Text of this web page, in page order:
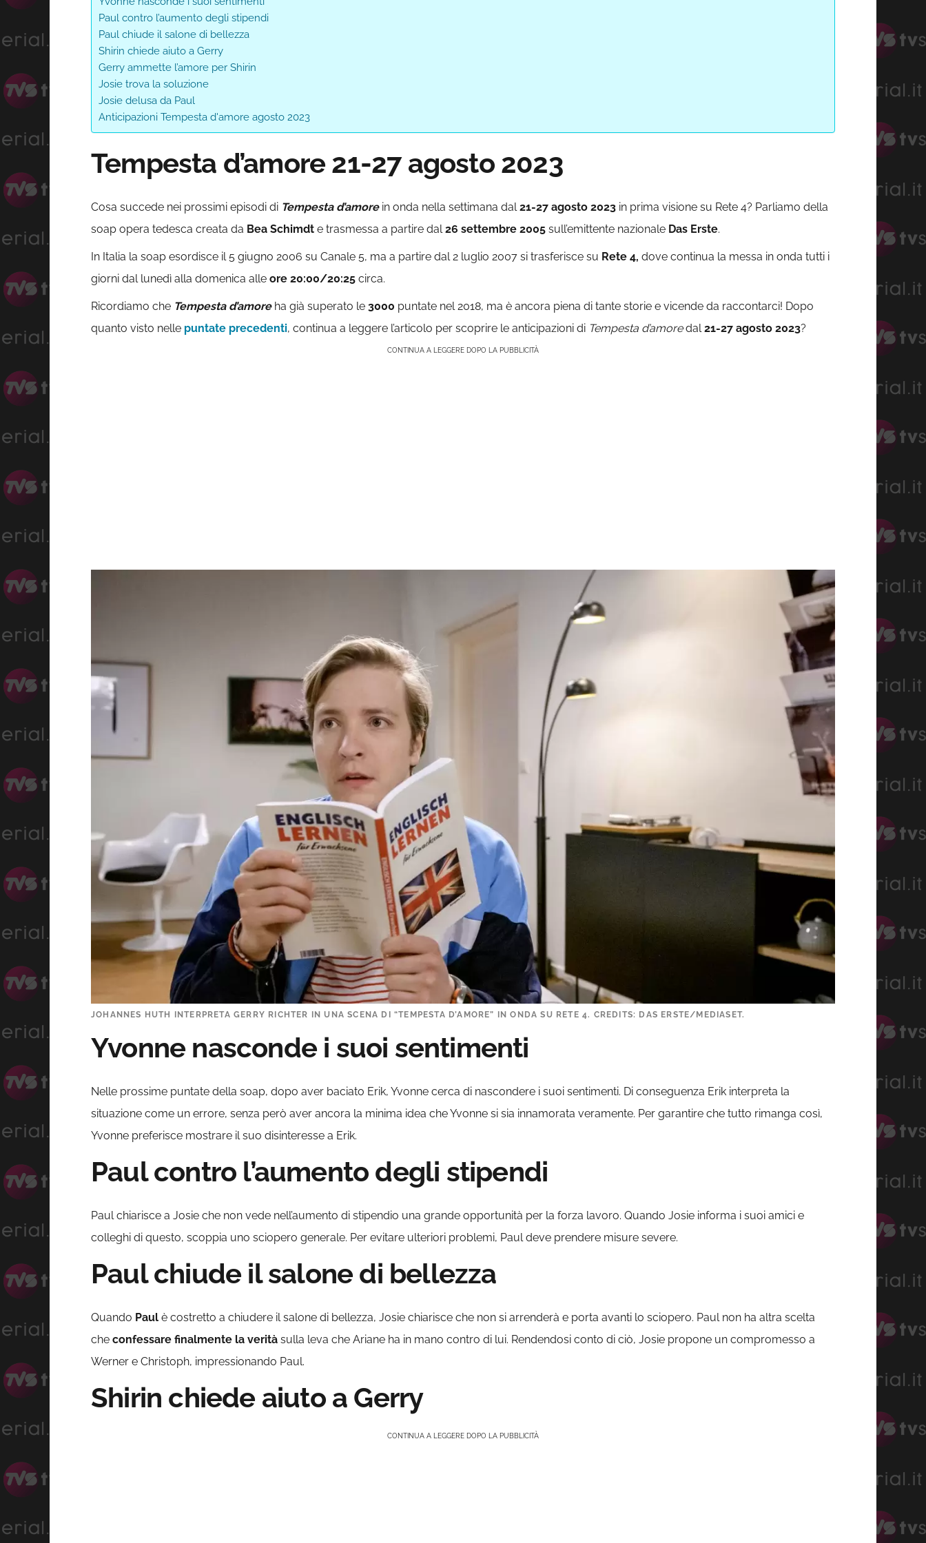
Paul contro l’aumento degli stipendi
Paul chiude il salone di bellezza
Shirin chiede aiuto a Gerry
Gerry ammette l’amore per Shirin
Josie trova la soluzione
Josie delusa da Paul
Anticipazioni Tempesta d'amore agosto 2023
Tempesta d’amore 21-27 agosto 2023
Cosa succede nei prossimi episodi di Tempesta d’amore in onda nella settimana dal21-27 agosto 2023 in prima visione su Rete 4? Parliamo della
soap opera tedesca creata da Bea Schimdt e trasmessa a partire dal26 settembre 2005 sull’emittente nazionale Das Erste.
In Italia la soap esordisce il 5 giugno 2006 su Canale 5, ma a partire dal 2 luglio 2007 si trasferisce su Rete 4, dove continua la messa in onda tutti i
giorni dal lunedì alla domenica alle ore 20:00/20:25 circa.
Ricordiamo che Tempesta d’amoreha già superato le 3000 puntate nel 2018, ma è ancora piena di tante storie e vicende da raccontarci! Dopo
quanto visto nelle puntate precedenti, continua a leggere l’articolo per scoprire le anticipazioni di Tempesta d’amoredal21-27 agosto 2023?
CONTINUA A LEGGERE DOPO LA PUBBLICITÀ
JOHANNES HUTH INTERPRETA GERRY RICHTER IN UNA SCENA DI “TEMPESTA D’AMORE” IN ONDA SU RETE 4. CREDITS: DAS ERSTE/MEDIASET.
Yvonne nasconde i suoi sentimenti
Nelle prossime puntate della soap, dopo aver baciato Erik, Yvonne cerca di nascondere i suoi sentimenti. Di conseguenza Erik interpreta la
situazione come un errore, senza però aver ancora la minima idea che Yvonne si sia innamorata veramente. Per garantire che tutto rimanga così,
Yvonne preferisce mostrare il suo disinteresse a Erik.
Paul contro l’aumento degli stipendi
Paul chiarisce a Josie che non vede nell’aumento di stipendio una grande opportunità per la forza lavoro. Quando Josie informa i suoi amici e
colleghi di questo, scoppia uno sciopero generale. Per evitare ulteriori problemi, Paul deve prendere misure severe.
Paul chiude il salone di bellezza
Quando Paul è costretto a chiudere il salone di bellezza, Josie chiarisce che non si arrenderà e porta avanti lo sciopero. Paul non ha altra scelta
che confessare finalmente la verità sulla leva che Ariane ha in mano contro di lui. Rendendosi conto di ciò, Josie propone un compromesso a
Werner e Christoph, impressionando Paul.
Shirin chiede aiuto a Gerry
CONTINUA A LEGGERE DOPO LA PUBBLICITÀ